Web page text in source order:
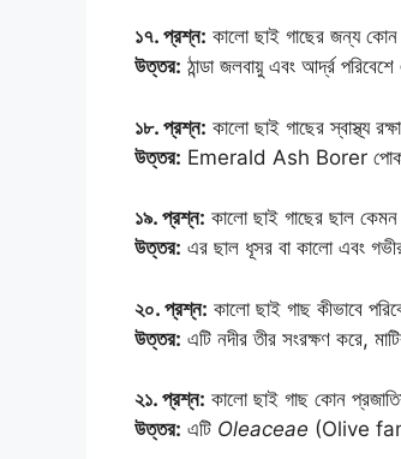
১৭. প্রশ্ন: কালো ছাই গাছের জন্য
উত্তর: ঠান্ডা জলবায়ু এবং আর্দ্র
১৮. প্রশ্ন: কালো ছাই গাছের স্বাস্থ্য
উত্তর: Emerald Ash Borer পোকা
১৯. প্রশ্ন: কালো ছাই গাছের ছাল
উত্তর: এর ছাল ধূসর বা কালো এবং
২০. প্রশ্ন: কালো ছাই গাছ কীভাবে
উত্তর: এটি নদীর তীর সংরক্ষণ করে,
২১. প্রশ্ন: কালো ছাই গাছ কোন
উত্তর: এটি Oleaceae (Olive